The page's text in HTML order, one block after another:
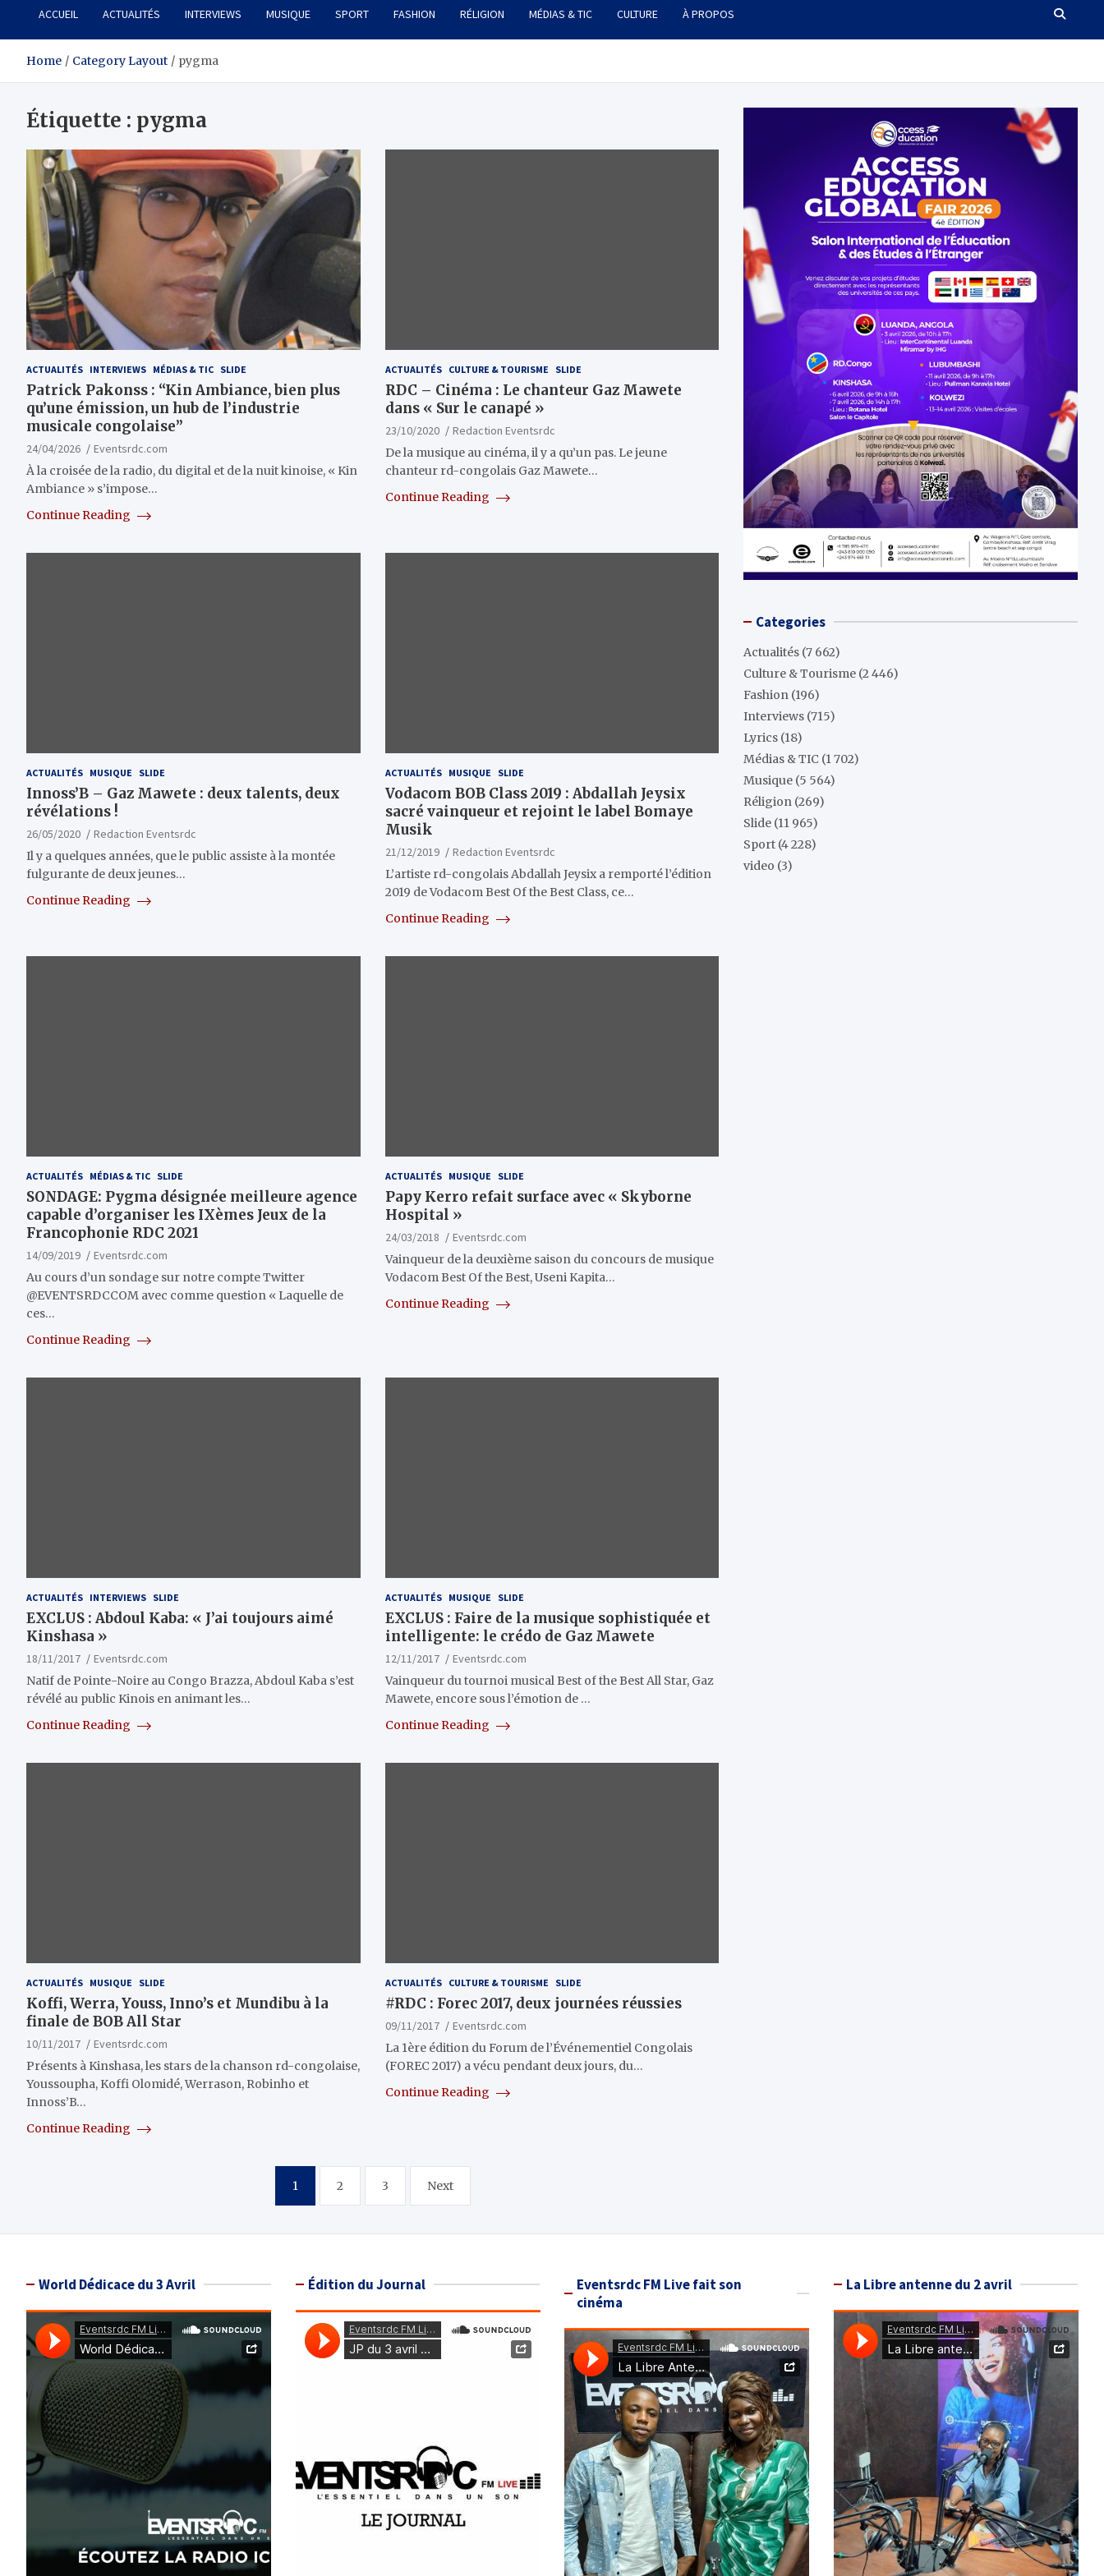
ACCUEIL ACTUALITÉS INTERVIEWS MUSIQUE SPORT FASHION RÉLIGION MÉDIAS & TIC CULTURE À PROPOS
Home Category Layout pygma
Étiquette : pygma
ACTUALITÉS INTERVIEWS MÉDIAS & TIC SLIDE
Patrick Pakonss : “Kin Ambiance, bien plus
qu’une émission, un hub de l’industrie
musicale congolaise”
24/04/2026
Eventsrdc.com
À la croisée de la radio, du digital et de la nuit kinoise, « Kin
Ambiance » s’impose…
Continue Reading
ACTUALITÉS CULTURE & TOURISME SLIDE
RDC – Cinéma : Le chanteur Gaz Mawete
dans « Sur le canapé »
23/10/2020
Redaction Eventsrdc
De la musique au cinéma, il y a qu’un pas. Le jeune
chanteur rd-congolais Gaz Mawete…
Continue Reading
ACTUALITÉS MUSIQUE SLIDE
Innoss’B – Gaz Mawete : deux talents, deux
révélations !
26/05/2020
Redaction Eventsrdc
Il y a quelques années, que le public assiste à la montée
fulgurante de deux jeunes…
Continue Reading
ACTUALITÉS MUSIQUE SLIDE
Vodacom BOB Class 2019 : Abdallah Jeysix
sacré vainqueur et rejoint le label Bomaye
Musik
21/12/2019
Redaction Eventsrdc
L’artiste rd-congolais Abdallah Jeysix a remporté l’édition
2019 de Vodacom Best Of the Best Class, ce…
Continue Reading
ACTUALITÉS MÉDIAS & TIC SLIDE
SONDAGE: Pygma désignée meilleure agence
capable d’organiser les IXèmes Jeux de la
Francophonie RDC 2021
14/09/2019
Eventsrdc.com
Au cours d’un sondage sur notre compte Twitter
@EVENTSRDCCOM avec comme question « Laquelle de
ces…
Continue Reading
ACTUALITÉS MUSIQUE SLIDE
Papy Kerro refait surface avec « Skyborne
Hospital »
24/03/2018
Eventsrdc.com
Vainqueur de la deuxième saison du concours de musique
Vodacom Best Of the Best, Useni Kapita…
Continue Reading
ACTUALITÉS INTERVIEWS SLIDE
EXCLUS : Abdoul Kaba: « J’ai toujours aimé
Kinshasa »
18/11/2017
Eventsrdc.com
Natif de Pointe-Noire au Congo Brazza, Abdoul Kaba s’est
révélé au public Kinois en animant les…
Continue Reading
ACTUALITÉS MUSIQUE SLIDE
EXCLUS : Faire de la musique sophistiquée et
intelligente: le crédo de Gaz Mawete
12/11/2017
Eventsrdc.com
Vainqueur du tournoi musical Best of the Best All Star, Gaz
Mawete, encore sous l’émotion de …
Continue Reading
ACTUALITÉS MUSIQUE SLIDE
Koffi, Werra, Youss, Inno’s et Mundibu à la
finale de BOB All Star
10/11/2017
Eventsrdc.com
Présents à Kinshasa, les stars de la chanson rd-congolaise,
Youssoupha, Koffi Olomidé, Werrason, Robinho et
Innoss’B…
Continue Reading
ACTUALITÉS CULTURE & TOURISME SLIDE
#RDC : Forec 2017, deux journées réussies
09/11/2017
Eventsrdc.com
La 1ère édition du Forum de l’Événementiel Congolais
(FOREC 2017) a vécu pendant deux jours, du…
Continue Reading
1 2 3 Next
Categories
Actualités (7 662)
Culture & Tourisme (2 446)
Fashion (196)
Interviews (715)
Lyrics (18)
Médias & TIC (1 702)
Musique (5 564)
Réligion (269)
Slide (11 965)
Sport (4 228)
video (3)
World Dédicace du 3 Avril Édition du Journal
Eventsrdc FM Live fait son
cinéma
La Libre antenne du 2 avril